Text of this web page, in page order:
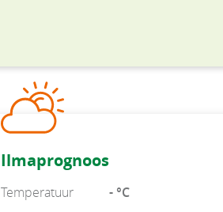
Ilmaprognoos
Temperatuur
- °C